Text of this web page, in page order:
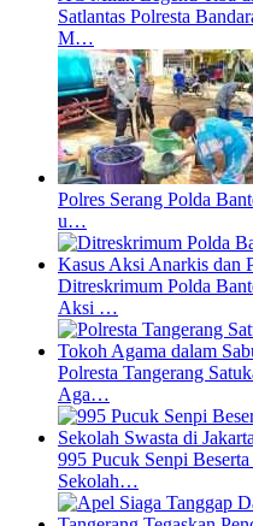
Satlantas Polresta
M…
Polres Serang Polda
u…
Ditreskrimum Polda
Aksi …
Polresta Tangerang
Aga…
995 Pucuk Senpi
Sekolah…